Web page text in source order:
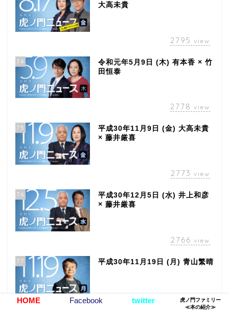
大高未貴
2795 view
74
令和元年5月9日 (木) 有本香 × 竹
田恒泰
2778 view
75
平成30年11月9日 (金) 大高未貴
× 藤井厳喜
2773 view
76
平成30年12月5日 (水) 井上和彦
× 藤井厳喜
2766 view
77 平成30年11月19日 (月) 青山繁晴
2752view
HOME Facebook twitter
虎ノ門ファミリー
≪本の紹介≫